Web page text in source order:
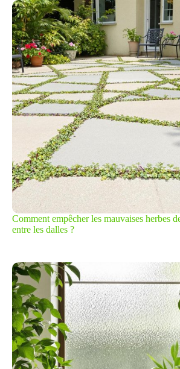
Comment empêcher les mauvaises herbes
entre les dalles ?